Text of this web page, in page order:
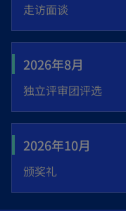
走访面谈
2026年8月
独立评审团评选
2026年10月
颁奖礼